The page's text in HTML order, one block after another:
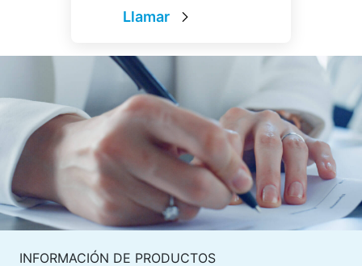
Llamar
INFORMACIÓN DE PRODUCTOS